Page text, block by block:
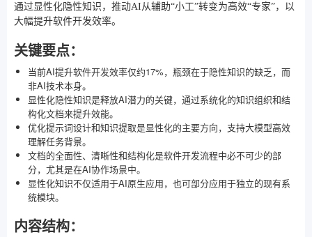
通过显性化隐性知识，推动AI从辅助“小工”转变为高效“专家”，以
大幅提升软件开发效率。
关键要点：
当前AI提升软件开发效率仅约17%，瓶颈在于隐性知识的缺乏，而
非AI技术本身。
显性化隐性知识是释放AI潜力的关键，通过系统化的知识组织和结
构化文档来提升效能。
优化提示词设计和知识提取是显性化的主要方向，支持大模型高效
理解任务背景。
文档的全面性、清晰性和结构化是软件开发流程中必不可少的部
分，尤其是在AI协作场景中。
显性化知识不仅适用于AI原生应用，也可部分应用于独立的现有系
统模块。
内容结构：